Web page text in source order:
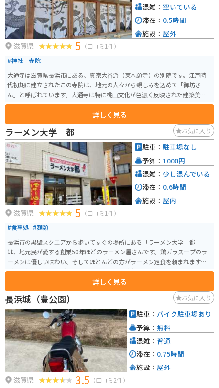
滋賀県 5 （口コミ1件）
#神社｜寺院
大通寺は滋賀県長浜市にある、真宗大谷派（東本願寺）の別院です。江戸時
代初期に建立されたこの寺院は、地元の人々から親しみを込めて「御坊さ
ん」と呼ばれています。大通寺は特に桃山文化が色濃く反映された建築美を
持ち、本堂や大広間は伏見城の遺構と伝えられる重要文化財で、絢爛豪華な
装飾が施されています。伊吹山を借景にした庭園もあり、四季折々の美しい
景色を楽しむことができます。長浜黒壁スクエアから徒歩で5分程度です。寺
の周辺や黒壁スクエアの近くに駐車場がいくつもあるのでアクセスはとても
良いです。ただ、お店は早めに閉まるので17時よりも前に行くのが良いで
す。商店街が楽しめるので周辺の散策は徒歩がオススメです。
詳しく見る
混雑： 空いている
滞在： 0.5時間
施設： 屋外
ラーメン大学 都 お気に入り
滋賀県 5 （口コミ1件）
#食事処 #麺類
長浜市の黒壁スクエアから歩いてすぐの場所にある「ラーメン大学 都」
は、地元民が愛する創業50年ほどのラーメン屋さんです。鶏ガラスープのラ
ーメンは優しい味わい、そしてほとんどの方がラーメン定食を頼まれます
が、ご飯と卵焼きなどがセットされており、値段も千円ほどととってもリー
詳しく見る
駐車： 駐車場なし
予算： 1000円
混雑： 少し混んでいる
滞在： 0.6時間
施設： 屋内
長浜城（豊公園） お気に入り
滋賀県 3.5 （口コミ2件）
駐車： バイク駐車場あり
予算： 無料
混雑： 普通
滞在： 0.75時間
施設： 屋外